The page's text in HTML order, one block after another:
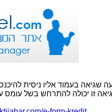
שגיאה בעמוד אליו ניסית
זו יכולה להתרחש בשל